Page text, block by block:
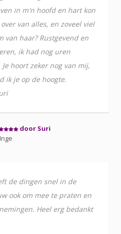
in m'n hoofd en hart kon
van alles, en zoveel viel
van haar? Rustgevend en
ik had nog uren
hoort zeker nog van mij,
ik je op de hoogte.
door Suri
de dingen snel in de
ook om mee te praten en
Heel erg bedankt